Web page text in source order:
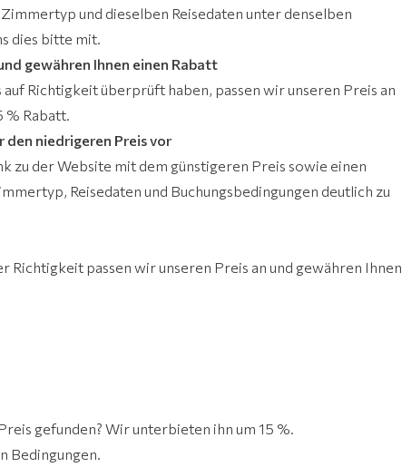
und dieselben Reisedaten unter denselben
dies bitte mit.
gewähren Ihnen einen Rabatt
Richtigkeit überprüft haben, passen wir unseren Preis an
% Rabatt.
den niedrigeren Preis vor
zu der Website mit dem günstigeren Preis sowie einen
Reisedaten und Buchungsbedingungen deutlich zu
Richtigkeit passen wir unseren Preis an und gewähren Ihnen
gefunden? Wir unterbieten ihn um 15 %.
Bedingungen.